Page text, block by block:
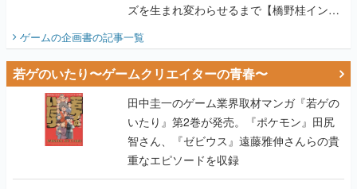
ズを生まれ変わらせるまで【橋野桂インタ
ゲームの企画書の記事一覧
若ゲのいたり〜ゲームクリエイターの青春〜
田中圭一のゲーム業界取材マンガ『若ゲの
いたり』第2巻が発売。『ポケモン』田尻
智さん、『ゼビウス』遠藤雅伸さんらの貴
重なエピソードを収録